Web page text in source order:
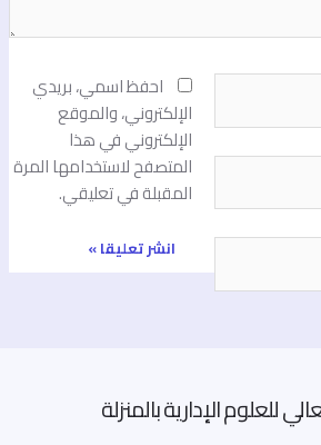
احفظ اسمي، بريدي
الإلكتروني، والموقع
الإلكتروني في هذا
المتصفح لاستخدامها المرة
المقبلة في تعليقي.
للعلوم الإدارية بالمنزلة